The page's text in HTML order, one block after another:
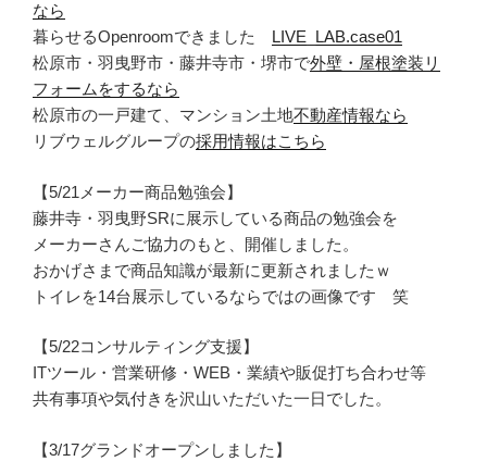
なら
暮らせるOpenroomできました LIVE_LAB.case01
松原市・羽曳野市・藤井寺市・堺市で外壁・屋根塗装リ
フォームをするなら
松原市の一戸建て、マンション土地不動産情報なら
リブウェルグループの採用情報はこちら
【5/21メーカー商品勉強会】
藤井寺・羽曳野SRに展示している商品の勉強会を
メーカーさんご協力のもと、開催しました。
おかげさまで商品知識が最新に更新されましたｗ
トイレを14台展示しているならではの画像です 笑
【5/22コンサルティング支援】
ITツール・営業研修・WEB・業績や販促打ち合わせ等
共有事項や気付きを沢山いただいた一日でした。
【3/17グランドオープンしました】